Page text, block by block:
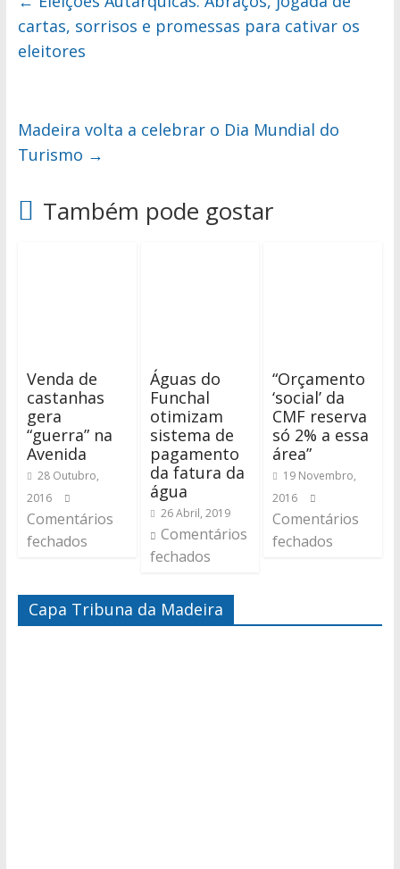
cartas, sorrisos e promessas para cativar os
eleitores
Madeira volta a celebrar o Dia Mundial do
Turismo →
Também pode gostar
Venda de
castanhas
gera
“guerra” na
Avenida
28 Outubro,
2016
Comentários
fechados
Águas do
Funchal
otimizam
sistema de
pagamento
da fatura da
água
26 Abril, 2019
Comentários
fechados
“Orçamento
‘social’ da
CMF reserva
só 2% a essa
área”
19 Novembro,
2016
Comentários
fechados
Capa Tribuna da Madeira